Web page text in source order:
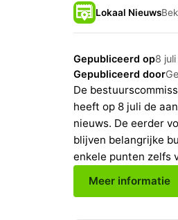
Lokaal Nieuws
Gepubliceerd op8
Gepubliceerd door
De
heeft op 8 juli de
nieuws. De eerder
blijven belangrijke
enkele punten zelfs
Meer informatie